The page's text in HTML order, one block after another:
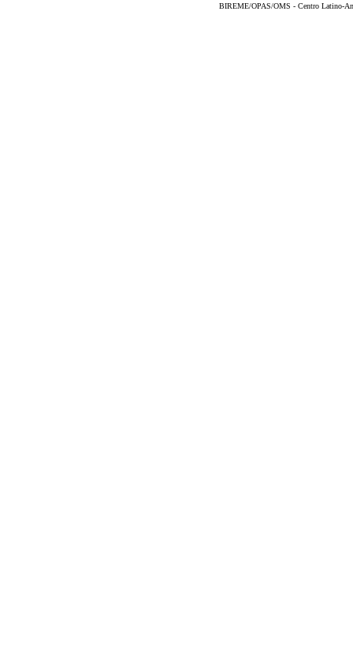
BIREME/OPAS/OMS - Centro Latino-